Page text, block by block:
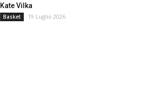
Kate Vilka
Basket 19 Luglio 2026